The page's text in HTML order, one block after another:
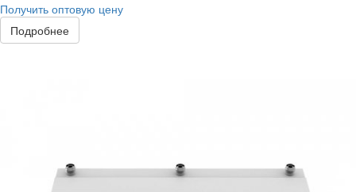
Получить оптовую цену
Подробнее